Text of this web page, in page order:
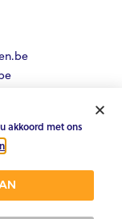
 
akkoord met ons